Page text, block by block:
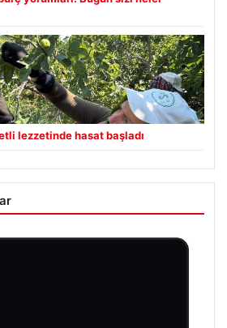
lezzetinde hasat başladı